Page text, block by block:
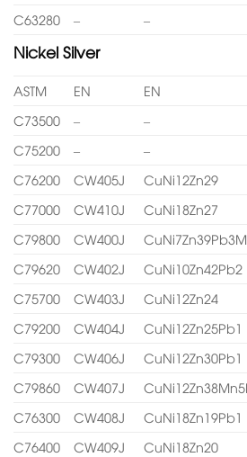
C63280
– –
Nickel Silver
ASTM EN EN
C73500
– –
C75200
– –
C76200
CW405J CuNi12Zn29
C77000
CW410J CuNi18Zn27
C79800
CW400J
C79620
CW402J CuNi10Zn42Pb2
C75700
CW403J CuNi12Zn24
C79200
CW404J CuNi12Zn25Pb1
C79300
CW406J CuNi12Zn30Pb1
C79860
CW407J
C76300
CW408J CuNi18Zn19Pb1
C76400
CW409J CuNi18Zn20